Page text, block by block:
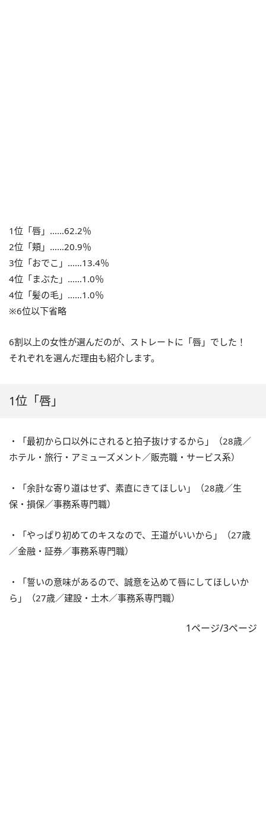
1位「唇」……62.2％
2位「頬」……20.9％
3位「おでこ」……13.4％
4位「まぶた」……1.0％
4位「髪の毛」……1.0％
※6位以下省略
6割以上の女性が選んだのが、ストレートに「唇」でした！
それぞれを選んだ理由も紹介します。
1位「唇」
・「最初から口以外にされると拍子抜けするから」（28歳／
ホテル・旅行・アミューズメント／販売職・サービス系）
・「余計な寄り道はせず、素直にきてほしい」（28歳／生
保・損保／事務系専門職）
・「やっぱり初めてのキスなので、王道がいいから」（27歳
／金融・証券／事務系専門職）
・「誓いの意味があるので、誠意を込めて唇にしてほしいか
ら」（27歳／建設・土木／事務系専門職）
1ページ/3ページ